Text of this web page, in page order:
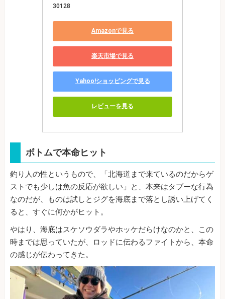
30128
Amazonで見る
楽天市場で見る
Yahoo!ショッピングで見る
レビューを見る
ボトムで本命ヒット
釣り人の性というもので、「北海道まで来ているのだからゲ
ストでも少しは魚の反応が欲しい」と、本来はタブーな行為
なのだが、ものは試しとジグを海底まで落とし誘い上げてく
ると、すぐに何かがヒット。
やはり、海底はスケソウダラやホッケだらけなのかと、この
時までは思っていたが、ロッドに伝わるファイトから、本命
の感じが伝わってきた。